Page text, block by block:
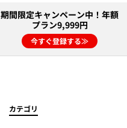
期間限定キャンペーン中！年額
プラン9,999円
今すぐ登録する≫
カテゴリ